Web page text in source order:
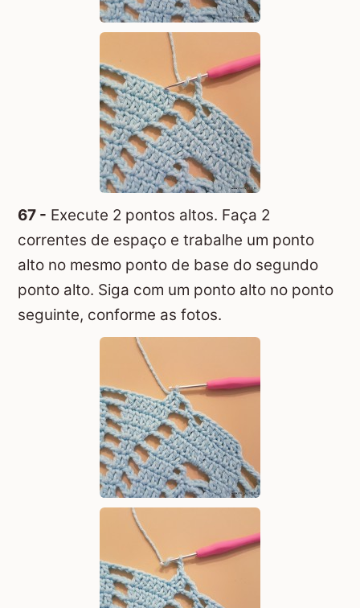
67 - Execute 2 pontos altos. Faça 2
correntes de espaço e trabalhe um ponto
alto no mesmo ponto de base do segundo
ponto alto. Siga com um ponto alto no ponto
seguinte, conforme as fotos.